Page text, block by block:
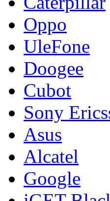
Oppo
UleFone
Doogee
Cubot
Sony
Asus
Alcatel
Google